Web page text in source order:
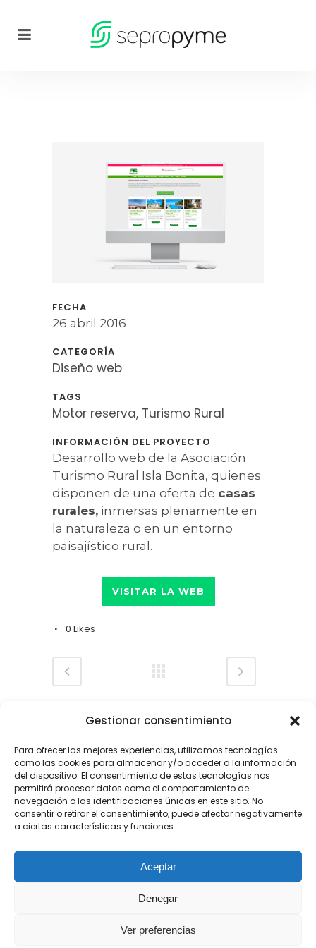
Gestionar consentimiento
Para ofrecer las mejores experiencias, utilizamos tecnologías
como las cookies para almacenar y/o acceder a la información
del dispositivo. El consentimiento de estas tecnologías nos
permitirá procesar datos como el comportamiento de
navegación o las identificaciones únicas en este sitio. No
consentir o retirar el consentimiento, puede afectar negativamente
a ciertas características y funciones.
Aceptar
Denegar
Ver preferencias
FECHA
26 abril 2016
CATEGORÍA
Diseño web
TAGS
Motor reserva, Turismo Rural
INFORMACIÓN DEL PROYECTO
Desarrollo web de la Asociación
Turismo Rural Isla Bonita, quienes
disponen de una oferta de casas
rurales, inmersas plenamente en
la naturaleza o en un entorno
paisajístico rural.
VISITAR LA WEB
0 Likes
Teléfono: (+34) 922 05 22 66
Email: info@sepropyme.com
Isla de La Palma, Canarias